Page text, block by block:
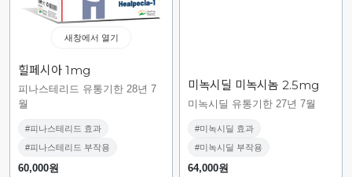
새창에서 열기
힐페시아 1mg
피나스테리드 유통기한 28년 7
월
#피나스테리드 효과
#피나스테리드 부작용
60,000원
미녹시딜 미녹시놈 2.5mg
미녹시딜 유통기한 27년 7월
#미녹시딜 효과
#미녹시딜 부작용
64,000원